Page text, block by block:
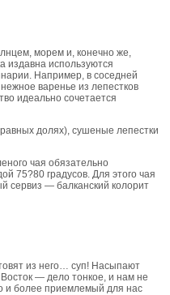
морем и, конечно же,
издавна используются
Например, в соседней
варенье из лепестков
идеально сочетается
долях), сушеные лепестки
чая обязательно
75?80 градусов. Для этого чая
сервиз — балканский колорит
из него… суп! Насыпают
— дело тонкое, и нам не
и более приемлемый для нас